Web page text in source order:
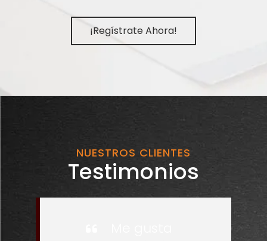
¡Regístrate Ahora!
NUESTROS CLIENTES
Testimonios